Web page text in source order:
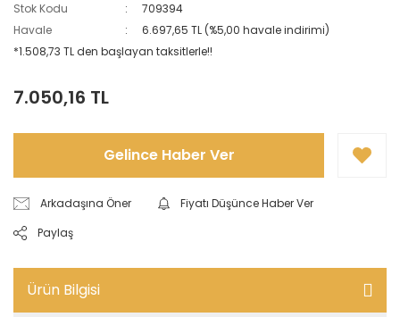
Stok Kodu
709394
Havale
6.697,65 TL (%5,00 havale indirimi)
*1.508,73 TL den başlayan taksitlerle!!
7.050,16 TL
Gelince Haber Ver
Arkadaşına Öner
Fiyatı Düşünce Haber Ver
Paylaş
Ürün Bilgisi